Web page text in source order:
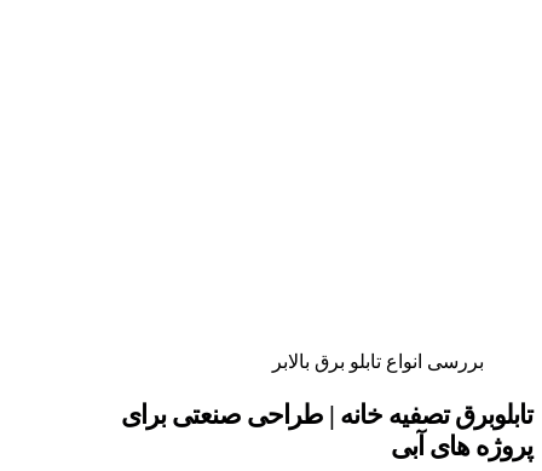
بررسی انواع تابلو برق بالابر
تابلوبرق تصفیه‌ خانه | طراحی صنعتی برای
پروژه‌ های آبی